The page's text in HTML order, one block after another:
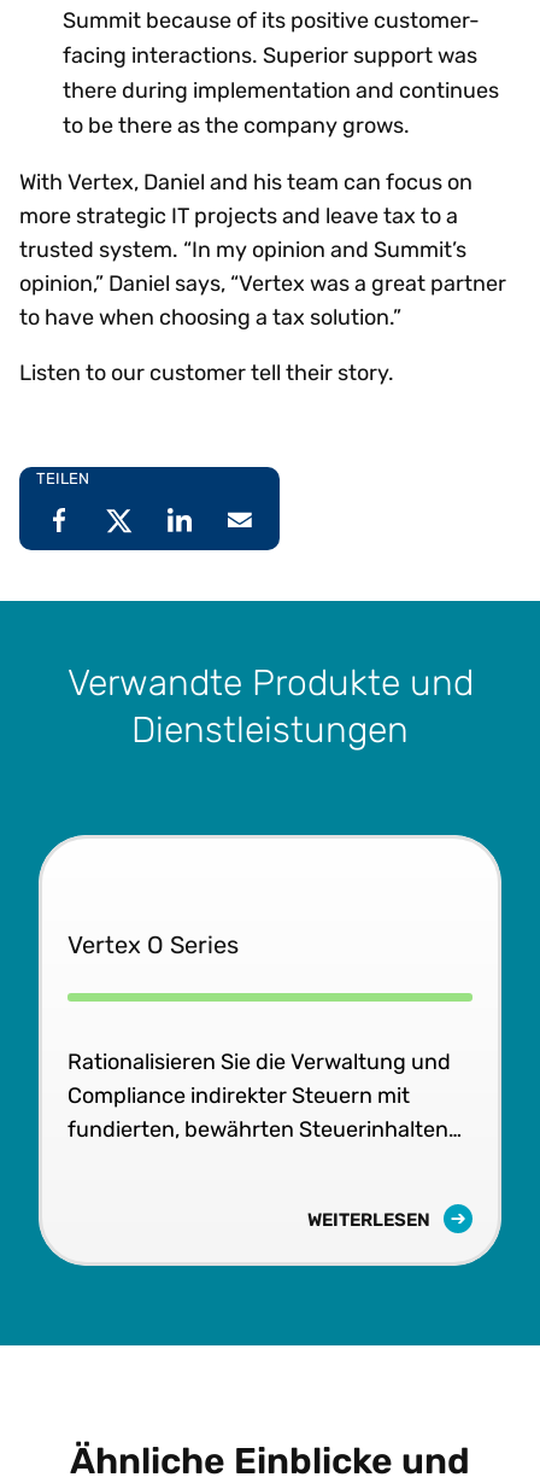
Summit because of its positive customer-
facing interactions. Superior support was
there during implementation and continues
to be there as the company grows.
With Vertex, Daniel and his team can focus on
more strategic IT projects and leave tax to a
trusted system. “In my opinion and Summit’s
opinion,” Daniel says, “Vertex was a great partner
to have when choosing a tax solution.”
Listen to our customer tell their story.
TEILEN
Verwandte Produkte und
Dienstleistungen
Vertex O Series
Rationalisieren Sie die Verwaltung und
Compliance indirekter Steuern mit
fundierten, bewährten Steuerinhalten
WEITERLESEN
Ähnliche Einblicke und